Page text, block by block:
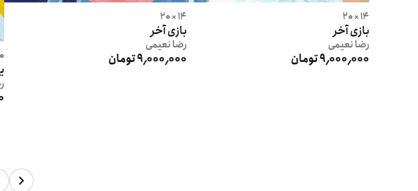
14 × 20
بازی آخر
رضانعیمی
9٬000٬000 تومان
14 × 20
بازی آخر
رضانعیمی
9٬000٬000 تومان